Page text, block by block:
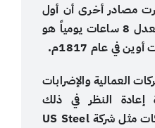
مصادر أخرى أن أول
من نادى بنظام العمل بمعدل 8 ساعات يومياً هو
في عام 1817م.
العمالية والإضرابات
إعادة النظر في ذلك
النظام؛ قامت بعض الشركات مثل شركة US Steel